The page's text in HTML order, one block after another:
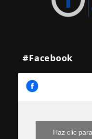
#Facebook
Haz clic